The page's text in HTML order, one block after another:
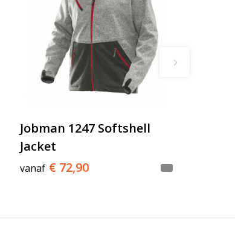
Jobman 1247 Softshell
Jacket
vanaf € 72,90